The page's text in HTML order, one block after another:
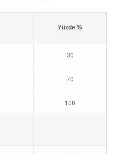
Yüzde %
30
70
100